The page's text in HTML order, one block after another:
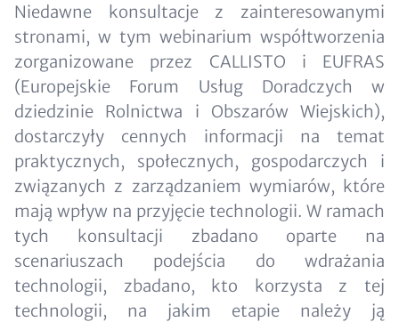
Niedawne konsultacje z zainteresowanymi
stronami, w tym webinarium współtworzenia
zorganizowane przez CALLISTO i EUFRAS
(Europejskie Forum Usług Doradczych w
dziedzinie Rolnictwa i Obszarów Wiejskich),
dostarczyły cennych informacji na temat
praktycznych, społecznych, gospodarczych i
związanych z zarządzaniem wymiarów, które
mają wpływ na przyjęcie technologii. W ramach
tych konsultacji zbadano oparte na
scenariuszach podejścia do wdrażania
technologii, zbadano, kto korzysta z tej
technologii, na jakim etapie należy ją